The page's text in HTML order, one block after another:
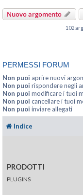
Nuovo argomento
102
PERMESSI FORUM
Non puoi aprire nuovi
Non puoi rispondere negli
Non puoi modificare i tuoi
Non puoi cancellare i tuoi
Non puoi inviare allegati
Indice
PRODOTTI
PLUGINS